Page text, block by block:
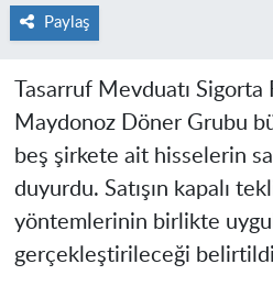
Paylaş
Tasarruf Mevduatı Sigorta
Maydonoz Döner Grubu
beş şirkete ait hisselerin
duyurdu. Satışın kapalı
yöntemlerinin birlikte
gerçekleştirileceği